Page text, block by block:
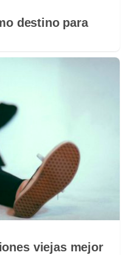
destino para
viejas mejor